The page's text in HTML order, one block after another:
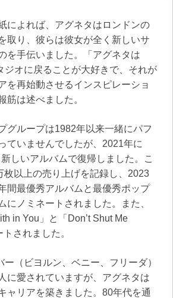
によれば、アグネタはロンドンの
取り、彼らは彼女が全く新しいサ
を手伝いました。「アグネタは
ジオに戻ることが大好きで、それが
を再始動させるインスピレーショ
筋は述べました。
グループは1982年以来一緒にパフ
ていませんでしたが、2021年に
新しいアルバムで復帰しました。こ
枚以上の売り上げを記録し、2023
間最優秀アルバムと最優秀ポップ
にノミネートされました。また、
in You」と「Don’t Shut Me
されました。
（ビヨルン、ベニー、フリーダ）
に愛されていますが、アグネタは
ャリアを築きました。80年代を通